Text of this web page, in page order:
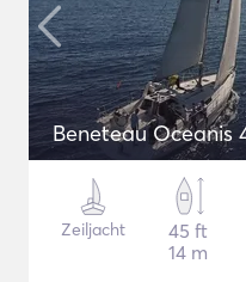
Beneteau Oceanis
Zeiljacht
45 ft
14 m